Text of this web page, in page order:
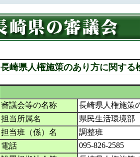
長崎県人権施策のあり方に関する
審議会等の名称
長崎県人権施策
担当所属名
県民生活環境
担当班（係）名
調整班
電話
095-826-2585